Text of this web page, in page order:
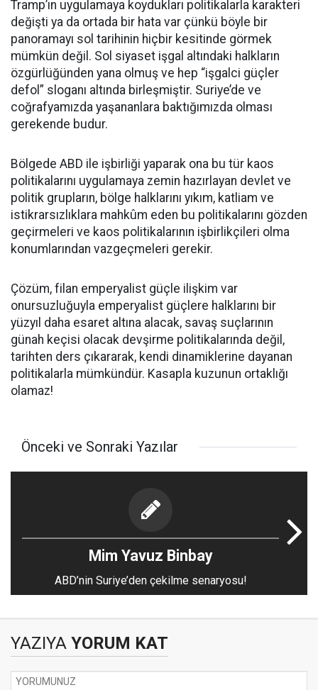
Tramp’ın uygulamaya koydukları politikalarla karakteri
değişti ya da ortada bir hata var çünkü böyle bir
panoramayı sol tarihinin hiçbir kesitinde görmek
mümkün değil. Sol siyaset işgal altındaki halkların
özgürlüğünden yana olmuş ve hep “işgalci güçler
defol” sloganı altında birleşmiştir. Suriye’de ve
coğrafyamızda yaşananlara baktığımızda olması
gerekende budur.
Bölgede ABD ile işbirliği yaparak ona bu tür kaos
politikalarını uygulamaya zemin hazırlayan devlet ve
politik grupların, bölge halklarını yıkım, katliam ve
istikrarsızlıklara mahkûm eden bu politikalarını gözden
geçirmeleri ve kaos politikalarının işbirlikçileri olma
konumlarından vazgeçmeleri gerekir.
Çözüm, filan emperyalist güçle ilişkim var
onursuzluğuyla emperyalist güçlere halklarını bir
yüzyıl daha esaret altına alacak, savaş suçlarının
günah keçisi olacak devşirme politikalarında değil,
tarihten ders çıkararak, kendi dinamiklerine dayanan
politikalarla mümkündür. Kasapla kuzunun ortaklığı
olamaz!
Önceki ve Sonraki Yazılar
Mim Yavuz Binbay
ABD’nin Suriye’den çekilme senaryosu!
YAZIYA YORUM KAT